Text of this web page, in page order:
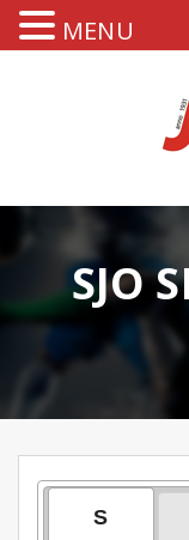
SJO
S
MENU